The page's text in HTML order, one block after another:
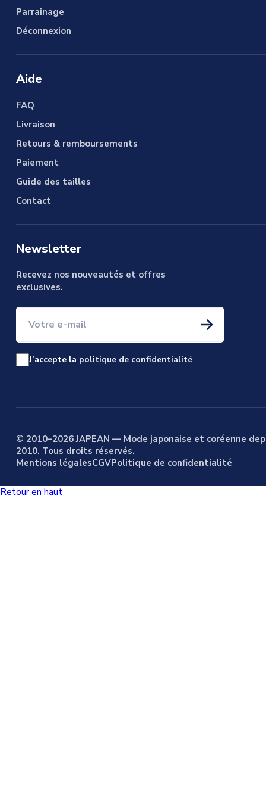
Parrainage
Déconnexion
Aide
FAQ
Livraison
Retours & remboursements
Paiement
Guide des tailles
Contact
Newsletter
Recevez nos nouveautés et offres
exclusives.
J’accepte la politique de confidentialité
© 2010–2026 JAPEAN — Mode japonaise et coréenne
2010. Tous droits réservés.
Mentions légalesCGVPolitique de confidentialité
Retour en haut